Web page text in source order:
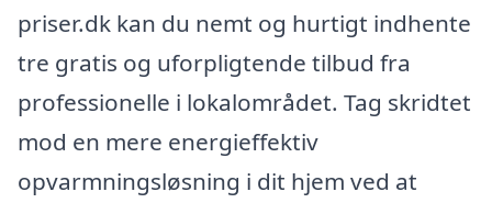
priser.dk kan du nemt og hurtigt indhente
tre gratis og uforpligtende tilbud fra
professionelle i lokalområdet. Tag skridtet
mod en mere energieffektiv
opvarmningsløsning i dit hjem ved at